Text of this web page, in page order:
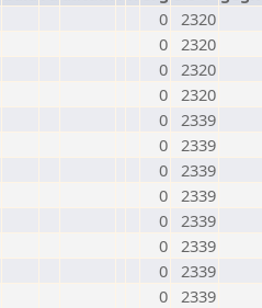
0 2320
0 2320
0 2320
0 2320
0 2339
0 2339
0 2339
0 2339
0 2339
0 2339
0 2339
0 2339